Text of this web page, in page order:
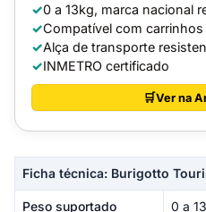
0 a 13kg, marca nacional
Compatível com
Alça de transporte
INMETRO certificado
Ver na
Ficha técnica: Burigotto
Peso suportado 0 a